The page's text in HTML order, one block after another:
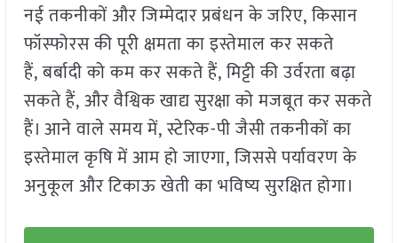
नई तकनीकों और जिम्मेदार प्रबंधन के जरिए, किसान
फॉस्फोरस की पूरी क्षमता का इस्तेमाल कर सकते
हैं, बर्बादी को कम कर सकते हैं, मिट्टी की उर्वरता बढ़ा
सकते हैं, और वैश्विक खाद्य सुरक्षा को मजबूत कर सकते
हैं। आने वाले समय में, स्टेरिक-पी जैसी तकनीकों का
इस्तेमाल कृषि में आम हो जाएगा, जिससे पर्यावरण के
अनुकूल और टिकाऊ खेती का भविष्य सुरक्षित होगा।